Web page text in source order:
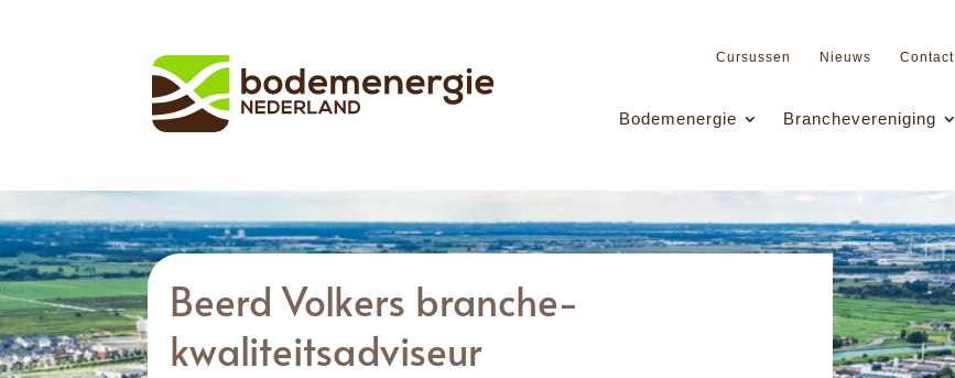
Cursussen Nieuws Contact
Bodemenergie Branchevereniging
Beerd Volkers branche-
kwaliteitsadviseur